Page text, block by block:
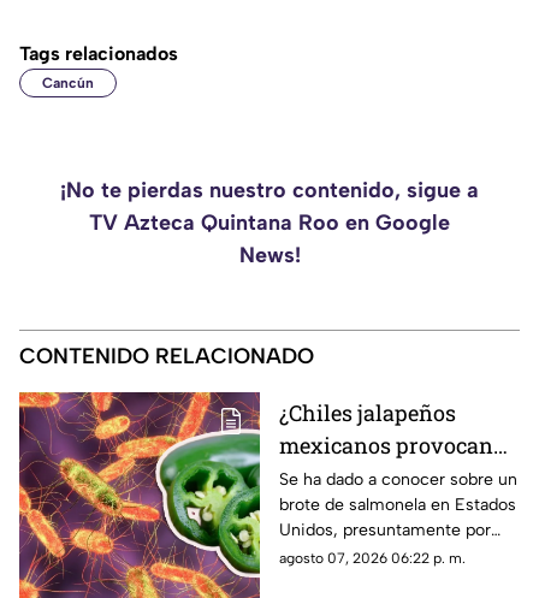
Tags relacionados
Cancún
¡No te pierdas nuestro contenido, sigue a
TV Azteca Quintana Roo en Google
News!
CONTENIDO RELACIONADO
¿Chiles jalapeños
mexicanos provocan
brote de salmonela en
Estados Unidos? Esto
debes saber
Se ha dado a conocer sobre un
brote de salmonela en Estados
Unidos, presuntamente por
chiles jalapeños mexicanos,
agosto 07, 2026 06:22 p. m.